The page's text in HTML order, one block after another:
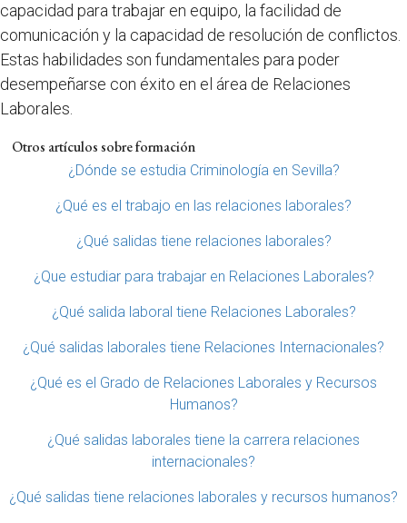
capacidad para trabajar en equipo, la facilidad de
comunicación y la capacidad de resolución de conflictos.
Estas habilidades son fundamentales para poder
desempeñarse con éxito en el área de Relaciones
Laborales.
Otros artículos sobre formación
¿Dónde se estudia Criminología en Sevilla?
¿Qué es el trabajo en las relaciones laborales?
¿Qué salidas tiene relaciones laborales?
¿Que estudiar para trabajar en Relaciones Laborales?
¿Qué salida laboral tiene Relaciones Laborales?
¿Qué salidas laborales tiene Relaciones Internacionales?
¿Qué es el Grado de Relaciones Laborales y Recursos
Humanos?
¿Qué salidas laborales tiene la carrera relaciones
internacionales?
¿Qué salidas tiene relaciones laborales y recursos humanos?